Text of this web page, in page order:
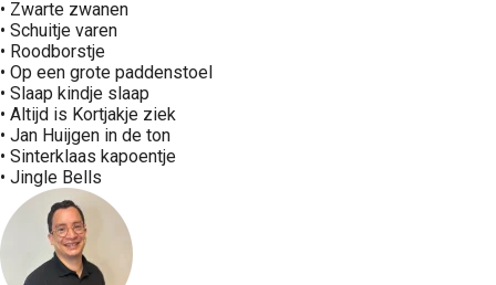
• Zwarte zwanen
• Schuitje varen
• Roodborstje
• Op een grote paddenstoel
• Slaap kindje slaap
• Altijd is Kortjakje ziek
• Jan Huijgen in de ton
• Sinterklaas kapoentje
• Jingle Bells